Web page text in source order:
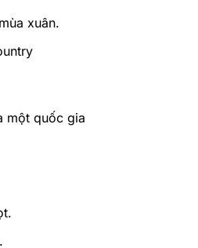
xuân.
một quốc gia